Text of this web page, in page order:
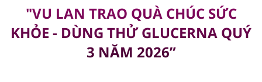
"VU LAN TRAO QUÀ CHÚC SỨC
KHỎE - DÙNG THỬ GLUCERNA QUÝ
3 NĂM 2026”